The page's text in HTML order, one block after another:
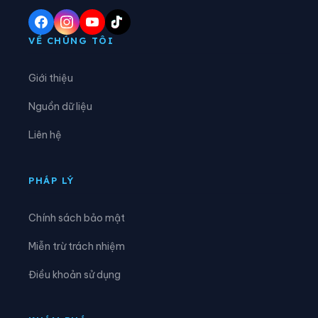
Phường Yên Tử
Xã Bình Liêu
Xã Hoành Mô
VỀ CHÚNG TÔI
Giới thiệu
Nguồn dữ liệu
Liên hệ
PHÁP LÝ
Chính sách bảo mật
Miễn trừ trách nhiệm
Điều khoản sử dụng